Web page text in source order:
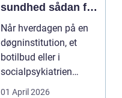
sundhed sådan får
du den rette hjælp
Når hverdagen på en
døgninstitution, et
botilbud eller i
socialpsykiatrien
pludselig ændrer sig,
01 April 2026